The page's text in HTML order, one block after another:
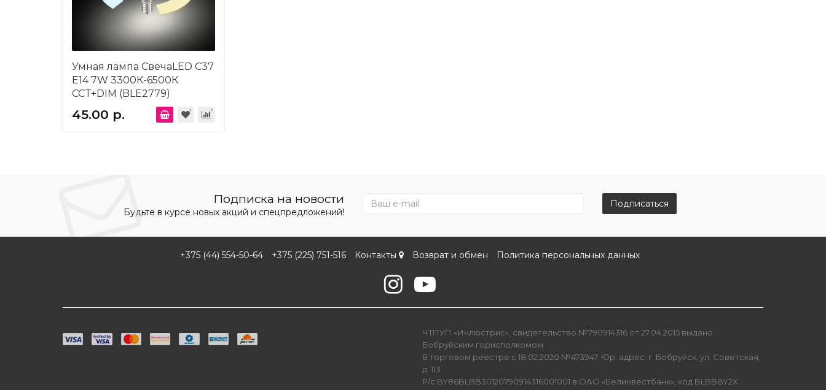
Умная лампа СвечаLED C37
Е14 7W 3300К-6500К
CCT+DIM (BLE2779)
Elektrostandard a071005
45.00 р.
Подписка на новости
Будьте в курсе новых акций и спецпредложений!
Подписаться
+375 (44) 554-50-64 +375 (225) 751-516 Контакты Возврат и обмен Политика персональных данных
ЧТПУП «Инлюстрис», свидетельство №790914316 от 27.04.2015 выдано
Бобруйским горисполкомом
В торговом реестре с 18.02.2020 №473947. Юр. адрес: г. Бобруйск, ул. Советская,
д. 113
Р/с BY86BLBB30120790914316001001 в ОАО «Белинвестбанк», код BLBBBY2X